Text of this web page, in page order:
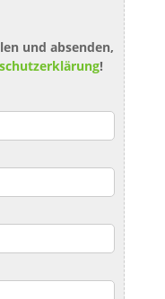
und absenden,
!